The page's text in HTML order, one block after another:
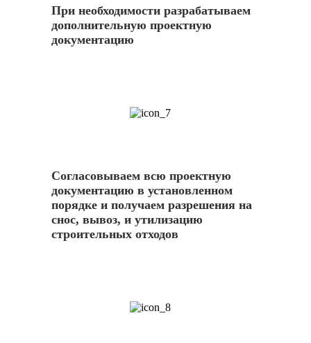
При необходимости разрабатываем
дополнительную проектную
документацию
Согласовываем всю проектную
документацию в установленном
порядке и получаем разрешения на
снос, вывоз, и утилизацию
строительных отходов